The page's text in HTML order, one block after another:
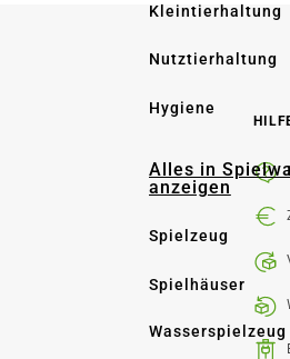
Kleintierhaltung
Nutztierhaltung
Hygiene
Alles in
anzeigen
Spielzeug
Spielhäuser
Wasserspielzeug